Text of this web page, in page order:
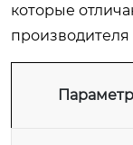
которые
производителя
Параметр